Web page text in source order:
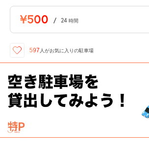
¥500 / 24 時間
597 人がお気に入りの駐車場